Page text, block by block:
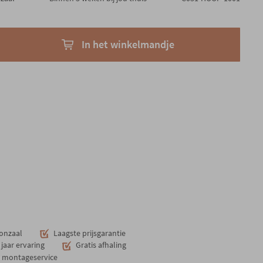
In het winkelmandje
Laagste prijsgarantie
ervaring
Gratis afhaling
montageservice